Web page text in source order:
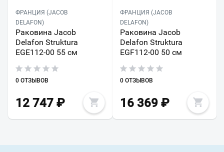
ФРАНЦИЯ (JACOB
DELAFON)
Раковина Jacob
Delafon Struktura
EGE112-00 55 см
0 ОТЗЫВОВ
12 747 ₽
ФРАНЦИЯ (JACOB
DELAFON)
Раковина Jacob
Delafon Struktura
EGF112-00 50 см
0 ОТЗЫВОВ
16 369₽